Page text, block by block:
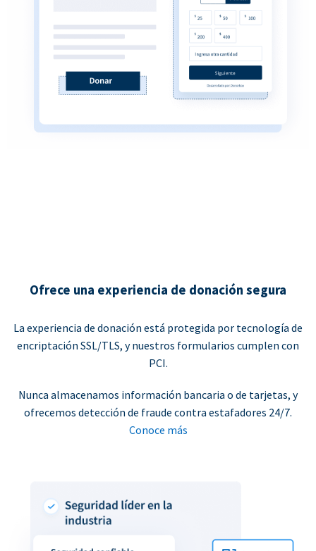
Ofrece una experiencia de donación segura
La experiencia de donación está protegida por tecnología de
encriptación SSL/TLS, y nuestros formularios cumplen con
PCI.
Nunca almacenamos información bancaria o de tarjetas, y
ofrecemos detección de fraude contra estafadores 24/7.
Conoce más